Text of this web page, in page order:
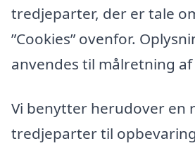
tredjeparter, der er tale
”Cookies” ovenfor.
anvendes til målretning
Vi benytter herudover en
tredjeparter til